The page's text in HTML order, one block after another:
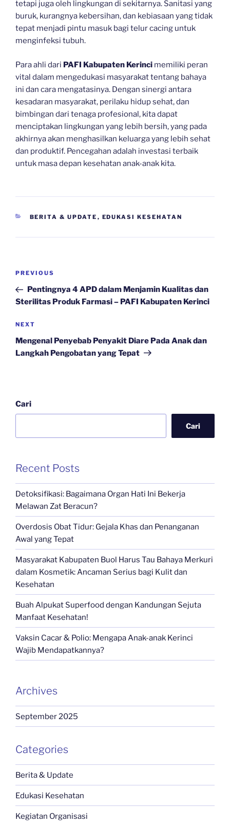
tetapi juga oleh lingkungan di sekitarnya. Sanitasi yang
buruk, kurangnya kebersihan, dan kebiasaan yang tidak
tepat menjadi pintu masuk bagi telur cacing untuk
menginfeksi tubuh.
Para ahli dari PAFI Kabupaten Kerinci memiliki peran
vital dalam mengedukasi masyarakat tentang bahaya
ini dan cara mengatasinya. Dengan sinergi antara
kesadaran masyarakat, perilaku hidup sehat, dan
bimbingan dari tenaga profesional, kita dapat
menciptakan lingkungan yang lebih bersih, yang pada
akhirnya akan menghasilkan keluarga yang lebih sehat
dan produktif. Pencegahan adalah investasi terbaik
untuk masa depan kesehatan anak-anak kita.
CATEGORIES
BERITA & UPDATE , EDUKASI KESEHATAN
Navigasi
Previous
Post
PREVIOUS
Pentingnya 4 APD dalam Menjamin Kualitas dan
Sterilitas Produk Farmasi – PAFI Kabupaten Kerinci
Next
Post
NEXT
Mengenal Penyebab Penyakit Diare Pada Anak dan
Langkah Pengobatan yang Tepat
Cari
Cari
Recent Posts
Detoksifikasi: Bagaimana Organ Hati Ini Bekerja
Melawan Zat Beracun?
Overdosis Obat Tidur: Gejala Khas dan Penanganan
Awal yang Tepat
Masyarakat Kabupaten Buol Harus Tau Bahaya Merkuri
dalam Kosmetik: Ancaman Serius bagi Kulit dan
Kesehatan
Buah Alpukat Superfood dengan Kandungan Sejuta
Manfaat Kesehatan!
Vaksin Cacar & Polio: Mengapa Anak-anak Kerinci
Wajib Mendapatkannya?
Archives
September 2025
Categories
Berita & Update
Edukasi Kesehatan
Kegiatan Organisasi